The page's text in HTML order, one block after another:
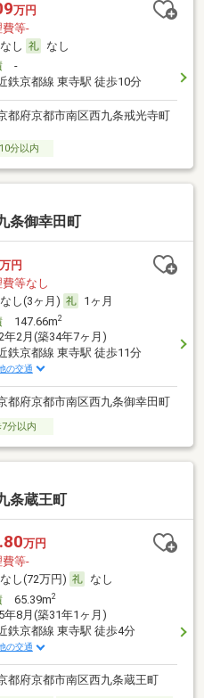
万円
費等-
なし
なし
-
鉄京都線 東寺駅 徒歩10分
都府京都市南区西九条戒光寺町
分以内
条御幸田町
万円
等なし
なし(3ヶ月)
1ヶ月
147.66m2
年2月(築34年7ヶ月)
鉄京都線 東寺駅 徒歩11分
の交通
都府京都市南区西九条御幸田町
分以内
条蔵王町
万円
費等-
なし(72万円)
なし
65.39m2
年8月(築31年1ヶ月)
鉄京都線 東寺駅 徒歩4分
の交通
都府京都市南区西九条蔵王町